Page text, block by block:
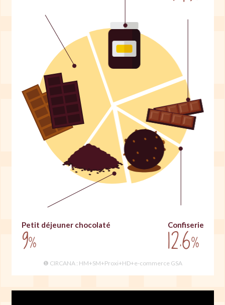
Confiserie
12,6%
Petit déjeuner chocolaté
9%
❶ CIRCANA : HM+SM+Proxi+HD+e-commerce GSA